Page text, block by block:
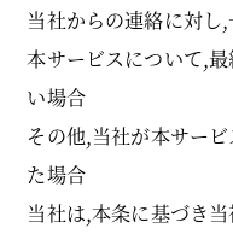
当社からの連絡に対し
本サービスについて,
い場合
その他,当社が本サー
た場合
当社は,本条に基づき